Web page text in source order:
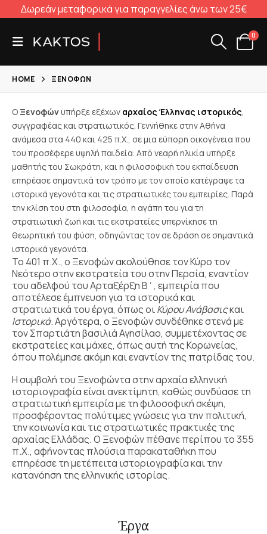
Δωρεάν μεταφορικά για παραγγελίες άνω των 25€
0
HOME ΞΕΝΟΦΏΝ
Ο Ξενοφώνυπήρξε εξέχων αρχαίος Έλληνας ιστορικός,
συγγραφέας και στρατιωτικός. Γεννήθηκε στην Αθήνα
ανάμεσα στα 440 και 425 π.Χ., σε μια εύπορη οικογένεια που
του προσέφερε υψηλή παιδεία. Από νεαρή ηλικία υπήρξε
μαθητής του Σωκράτη, και η φιλοσοφική του εκπαίδευση
επηρέασε σημαντικά τον τρόπο με τον οποίο κατέγραψε τα
ιστορικά γεγονότα και τις στρατιωτικές του εμπειρίες. Παρά
την κλίση του στη φιλοσοφία, η αγάπη του για τη
στρατιωτική ζωή και τις εκστρατείες υπερνίκησε τη
θεωρητική του φύση, οδηγώντας τον σε δράση σε σημαντικά
ιστορικά γεγονότα.
Το 401 π.Χ., ο Ξενοφών ακολούθησε τον Κύρο τον
Νεότερο στην εκστρατεία του στην Περσία, εναντίον
του αδελφού του Αρταξέρξη Β΄, εμπειρία που
αποτέλεσε έμπνευση για τα ιστορικά και
στρατιωτικά του έργα, όπως οιΚύρου Ανάβασιςκαι
Ιστορικά. Αργότερα, ο Ξενοφών συνδέθηκε στενά με
τον Σπαρτιάτη βασιλιά Αγησίλαο, συμμετέχοντας σε
εκστρατείες και μάχες, όπως αυτή της Κορωνείας,
όπου πολέμησε ακόμη και εναντίον της πατρίδας του.
Η συμβολή του Ξενοφώντα στην αρχαία ελληνική
ιστοριογραφία είναι ανεκτίμητη, καθώς συνδύασε τη
στρατιωτική εμπειρία με τη φιλοσοφική σκέψη,
προσφέροντας πολύτιμες γνώσεις για την πολιτική,
την κοινωνία και τις στρατιωτικές πρακτικές της
αρχαίας Ελλάδας. Ο Ξενοφών πέθανε περίπου το 355
π.Χ., αφήνοντας πλούσια παρακαταθήκη που
επηρέασε τη μετέπειτα ιστοριογραφία και την
κατανόηση της ελληνικής ιστορίας.
Έργα